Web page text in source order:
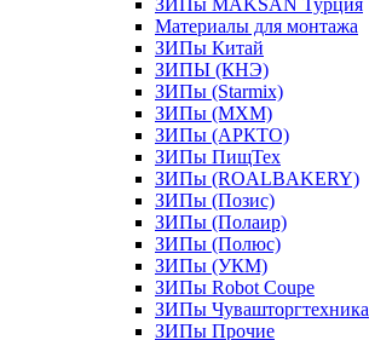
ЗИПы MAKSAN Турция
Материалы для монтажа
ЗИПы Китай
ЗИПЫ (КНЭ)
ЗИПы (Starmix)
ЗИПы (МХМ)
ЗИПы (АРКТО)
ЗИПы ПищТех
ЗИПы (ROALBAKERY)
ЗИПы (Позис)
ЗИПы (Полаир)
ЗИПы (Полюс)
ЗИПы (УКМ)
ЗИПы Robot Coupe
ЗИПы Чувашторгтехника
ЗИПы Прочие